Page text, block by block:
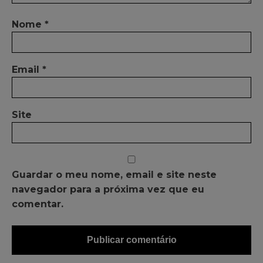
Nome *
Email *
Site
Guardar o meu nome, email e site neste
navegador para a próxima vez que eu
comentar.